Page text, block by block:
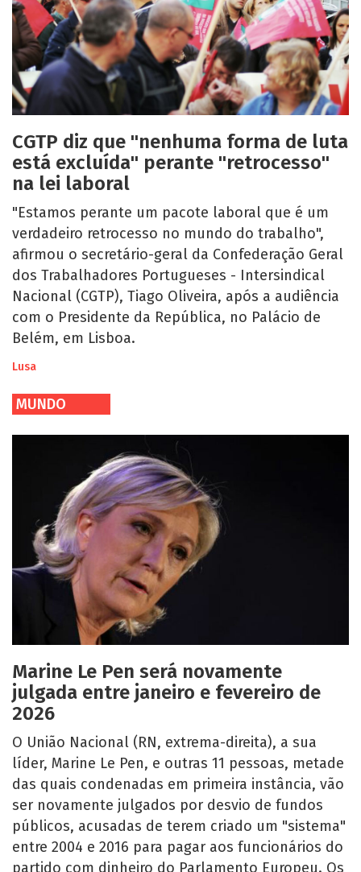
CGTP diz que "nenhuma forma de luta
está excluída" perante "retrocesso"
na lei laboral
"Estamos perante um pacote laboral que é um
verdadeiro retrocesso no mundo do trabalho",
afirmou o secretário-geral da Confederação Geral
dos Trabalhadores Portugueses - Intersindical
Nacional (CGTP), Tiago Oliveira, após a audiência
com o Presidente da República, no Palácio de
Belém, em Lisboa.
Lusa
MUNDO
Marine Le Pen será novamente
julgada entre janeiro e fevereiro de
2026
O União Nacional (RN, extrema-direita), a sua
líder, Marine Le Pen, e outras 11 pessoas, metade
das quais condenadas em primeira instância, vão
ser novamente julgados por desvio de fundos
públicos, acusadas de terem criado um "sistema"
entre 2004 e 2016 para pagar aos funcionários do
partido com dinheiro do Parlamento Europeu. Os